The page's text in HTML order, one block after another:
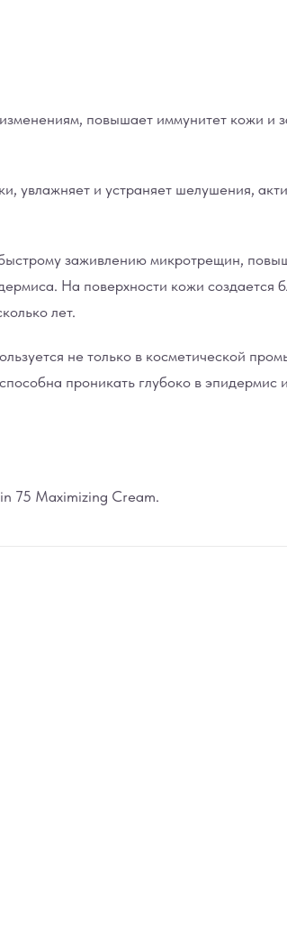
повышает иммунитет кожи и
увлажняет и устраняет шелушения,
заживлению микротрещин,
На поверхности кожи создается
лет.
не только в косметической
проникать глубоко в эпидермис
75 Maximizing Cream.